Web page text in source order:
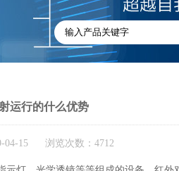
运行的什么优势
04-15 浏览次数：4712